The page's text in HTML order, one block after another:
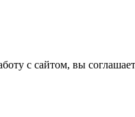
с сайтом, вы